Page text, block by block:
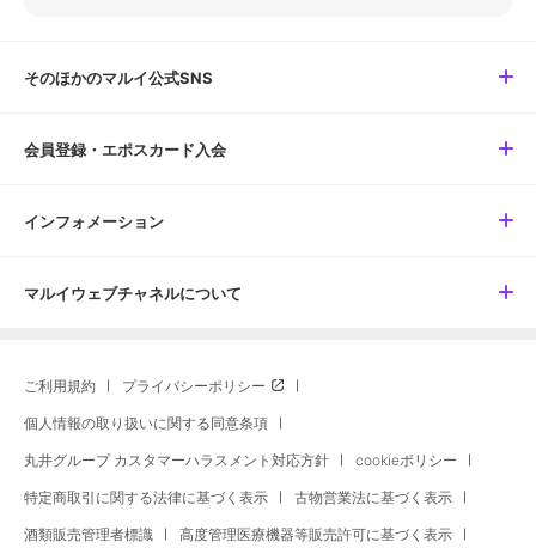
そのほかのマルイ公式SNS
会員登録・エポスカード入会
インフォメーション
マルイウェブチャネルについて
ご利用規約 プライバシーポリシー
個人情報の取り扱いに関する同意条項
丸井グループ カスタマーハラスメント対応方針 cookieポリシー
特定商取引に関する法律に基づく表示 古物営業法に基づく表示
酒類販売管理者標識 高度管理医療機器等販売許可に基づく表示